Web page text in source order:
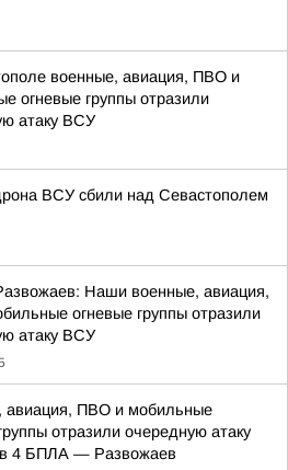
военные, авиация, ПВО и
огневые группы отразили
атаку ВСУ
ВСУ сбили над Севастополем
Наши военные, авиация,
огневые группы отразили
атаку ВСУ
авиация, ПВО и мобильные
отразили очередную атаку
4 БПЛА — Развожаев